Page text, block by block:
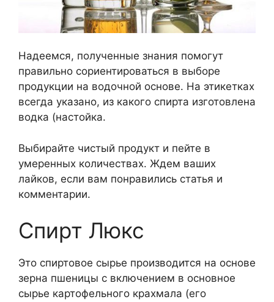
Надеемся, полученные знания помогут
правильно сориентироваться в выборе
продукции на водочной основе. На этикетках
всегда указано, из какого спирта изготовлена
​​водка (настойка.
Выбирайте чистый продукт и пейте в
умеренных количествах. Ждем ваших
лайков, если вам понравились статья и
комментарии.
Спирт Люкс
Это спиртовое сырье производится на основе
зерна пшеницы с включением в основное
сырье картофельного крахмала (его